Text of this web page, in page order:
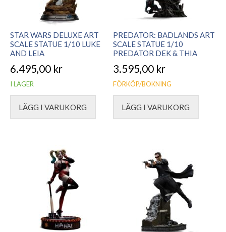
STAR WARS DELUXE ART
SCALE STATUE 1/10 LUKE
AND LEIA
6.495,00 kr
I LAGER
LÄGG I VARUKORG
PREDATOR: BADLANDS ART
SCALE STATUE 1/10
PREDATOR DEK & THIA
3.595,00 kr
FÖRKÖP/BOKNING
LÄGG I VARUKORG